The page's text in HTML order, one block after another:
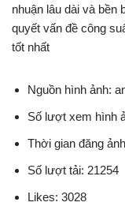
nhuận lâu dài và bền
quyết vấn đề công
tốt nhất
Nguồn hình ảnh:
Số lượt xem hình
Thời gian đăng
Số lượt tải: 21254
Likes: 3028